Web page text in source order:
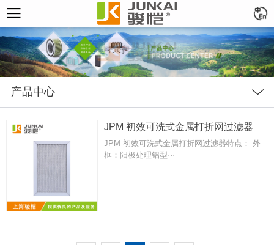
产品中心
JPM 初效可洗式金属打折网过滤器
JPM 初效可洗式金属打折网过滤器特点： 外
框：阳极处理铝型···